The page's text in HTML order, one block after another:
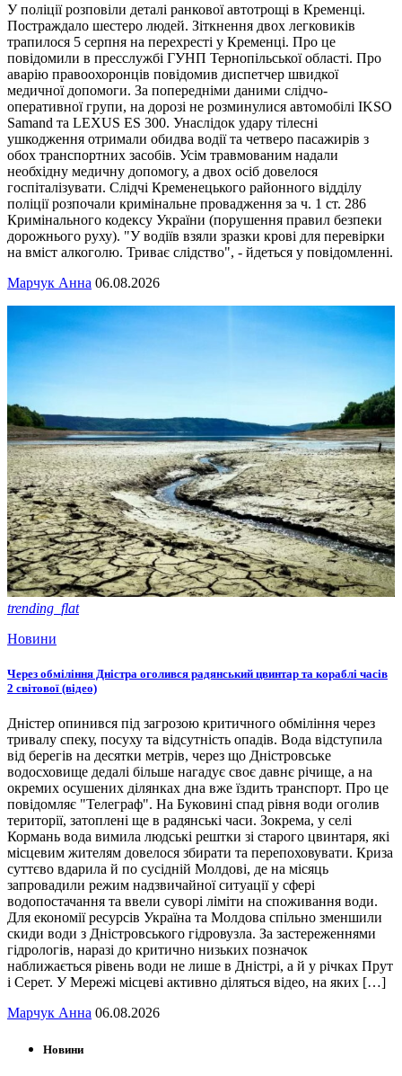
У поліції розповіли деталі ранкової автотрощі в Кременці.
Постраждало шестеро людей. Зіткнення двох легковиків
трапилося 5 серпня на перехресті у Кременці. Про це
повідомили в пресслужбі ГУНП Тернопільської області. Про
аварію правоохоронців повідомив диспетчер швидкої
медичної допомоги. За попередніми даними слідчо-
оперативної групи, на дорозі не розминулися автомобілі IKSO
Samand та LEXUS ES 300. Унаслідок удару тілесні
ушкодження отримали обидва водії та четверо пасажирів з
обох транспортних засобів. Усім травмованим надали
необхідну медичну допомогу, а двох осіб довелося
госпіталізувати. Слідчі Кременецького районного відділу
поліції розпочали кримінальне провадження за ч. 1 ст. 286
Кримінального кодексу України (порушення правил безпеки
дорожнього руху). "У водіїв взяли зразки крові для перевірки
на вміст алкоголю. Триває слідство", - йдеться у повідомленні.
Марчук Анна 06.08.2026
trending_flat
Новини
Через обміління Дністра оголився радянський цвинтар та кораблі часів
2 світової (відео)
Дністер опинився під загрозою критичного обміління через
тривалу спеку, посуху та відсутність опадів. Вода відступила
від берегів на десятки метрів, через що Дністровське
водосховище дедалі більше нагадує своє давнє річище, а на
окремих осушених ділянках дна вже їздить транспорт. Про це
повідомляє "Телеграф". На Буковині спад рівня води оголив
території, затоплені ще в радянські часи. Зокрема, у селі
Кормань вода вимила людські рештки зі старого цвинтаря, які
місцевим жителям довелося збирати та перепоховувати. Криза
суттєво вдарила й по сусідній Молдові, де на місяць
запровадили режим надзвичайної ситуації у сфері
водопостачання та ввели суворі ліміти на споживання води.
Для економії ресурсів Україна та Молдова спільно зменшили
скиди води з Дністровського гідровузла. За застереженнями
гідрологів, наразі до критично низьких позначок
наближається рівень води не лише в Дністрі, а й у річках Прут
і Серет. У Мережі місцеві активно діляться відео, на яких […]
Марчук Анна 06.08.2026
Новини